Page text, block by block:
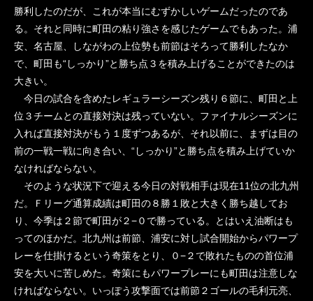
勝利したのだが、これが本当にむずかしいゲームだったのであ
る。それと同時に町田の粘り強さを感じたゲームでもあった。浦
安、名古屋、しながわの上位勢も前節はそろって勝利したなか
で、町田も“しっかり”と勝ち点３を積み上げることができたのは
大きい。
今日の試合を含めたレギュラーシーズン残り６節に、町田と上
位３チームとの直接対決は残っていない。ファイナルシーズンに
入れば直接対決がもう１度ずつあるが、それ以前に、まずは目の
前の一戦一戦に向き合い、“しっかり”と勝ち点を積み上げていか
なければならない。
そのような状況下で迎える今日の対戦相手は現在11位の北九州
だ。Ｆリーグ通算成績は町田の８勝１敗と大きく勝ち越してお
り、今季は２節で町田が２−０で勝っている。とはいえ油断はも
ってのほかだ。北九州は前節、浦安に対し試合開始からパワープ
レーを仕掛けるという奇策をとり、０−２で敗れたものの首位浦
安を大いに苦しめた。奇策にもパワープレーにも町田は注意しな
ければならない。いっぽう攻撃面では前節２ゴールの毛利元亮、